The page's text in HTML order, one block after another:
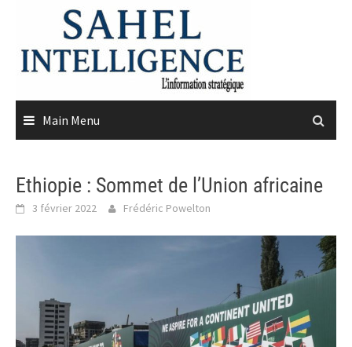
content
Main Menu
Ethiopie : Sommet de l’Union africaine
3 février 2022 Frédéric Powelton